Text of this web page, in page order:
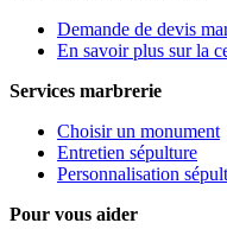
Demande de devis
En savoir plus sur la
Services marbrerie
Choisir un monument
Entretien sépulture
Personnalisation
Pour vous aider